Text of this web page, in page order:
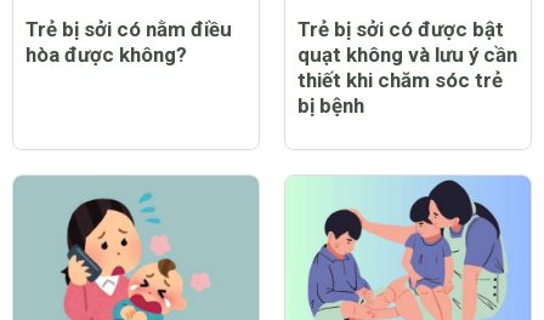
Trẻ bị sởi có nằm điều
hòa được không?
Trẻ bị sởi có được bật
quạt không và lưu ý cần
thiết khi chăm sóc trẻ
bị bệnh